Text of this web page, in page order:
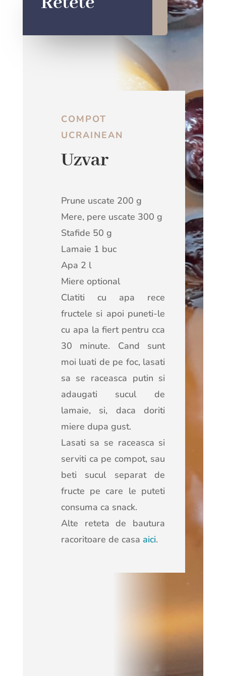
COMPOT
UCRAINEAN
Uzvar
Prune uscate 200 g
Mere, pere uscate 300 g
Stafide 50 g
Lamaie 1 buc
Apa 2 l
Miere optional
Clatiti cu apa rece
fructele si apoi puneti-le
cu apa la fiert pentru cca
30 minute. Cand sunt
moi luati de pe foc, lasati
sa se raceasca putin si
adaugati sucul de
lamaie, si, daca doriti
miere dupa gust.
Lasati sa se raceasca si
serviti ca pe compot, sau
beti sucul separat de
fructe pe care le puteti
consuma ca snack.
Alte reteta de bautura
racoritoare de casa aici.